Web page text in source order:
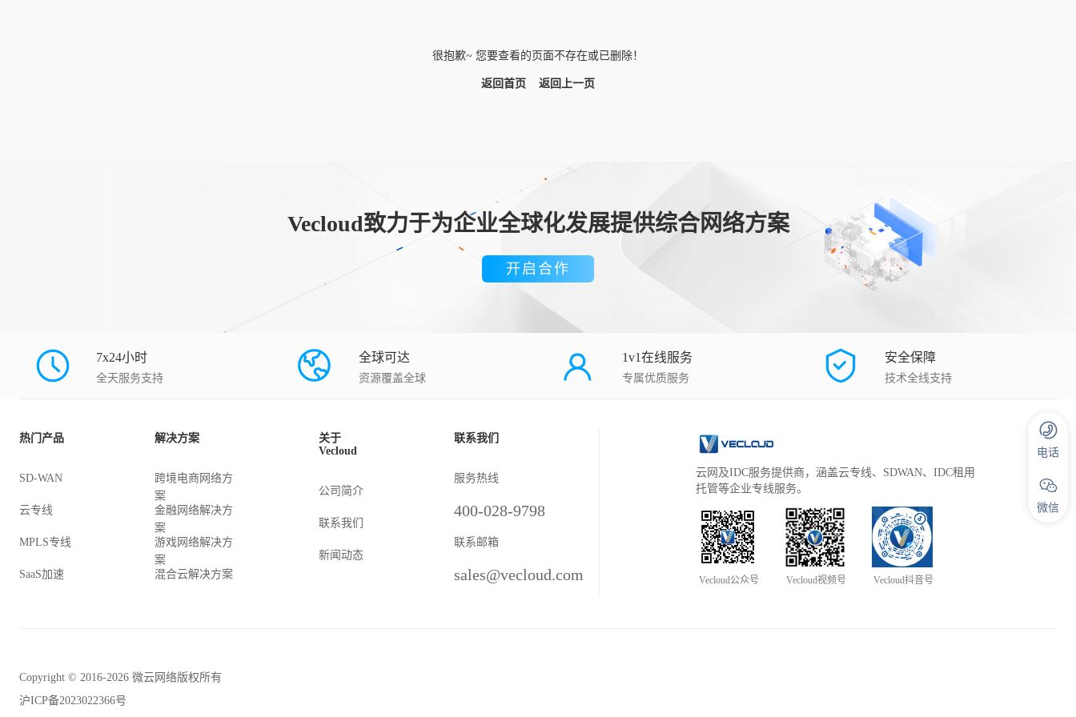
很抱歉~ 您要查看的页面不存在或已删除！
返回首页 返回上一页
Vecloud致力于为企业全球化发展提供综合网络方案
开启合作
7x24小时
全天服务支持
全球可达
资源覆盖全球
1v1在线服务
专属优质服务
安全保障
技术全线支持
热门产品
SD-WAN
云专线
MPLS专线
SaaS加速
解决方案
跨境电商网络方
案
金融网络解决方
案
游戏网络解决方
案
混合云解决方案
关于
Vecloud
公司简介
联系我们
新闻动态
联系我们
服务热线
400-028-9798
联系邮箱
sales@vecloud.com
云网及IDC服务提供商，涵盖云专线、SDWAN、IDC租用
托管等企业专线服务。
Vecloud公众号 Vecloud视频号 Vecloud抖音号
Copyright © 2016-2026 微云网络版权所有
沪ICP备2023022366号
电话
微信